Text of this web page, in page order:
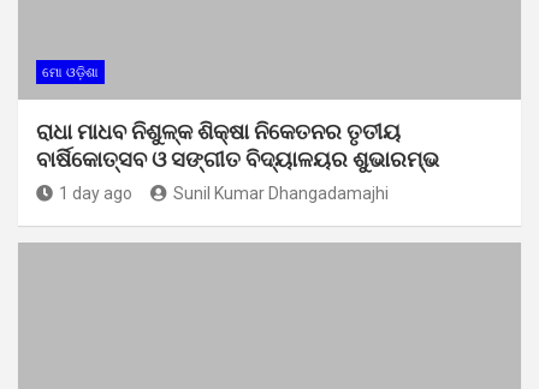
ମୋ ଓଡ଼ିଶା
ରାଧା ମାଧବ ନିଶୁଳ୍କ ଶିକ୍ଷା ନିକେତନର ତୃତୀୟ
ବାର୍ଷିକୋତ୍ସବ ଓ ସଙ୍ଗୀତ ବିଦ୍ୟାଳୟର ଶୁଭାରମ୍ଭ
1 day ago Sunil Kumar Dhangadamajhi